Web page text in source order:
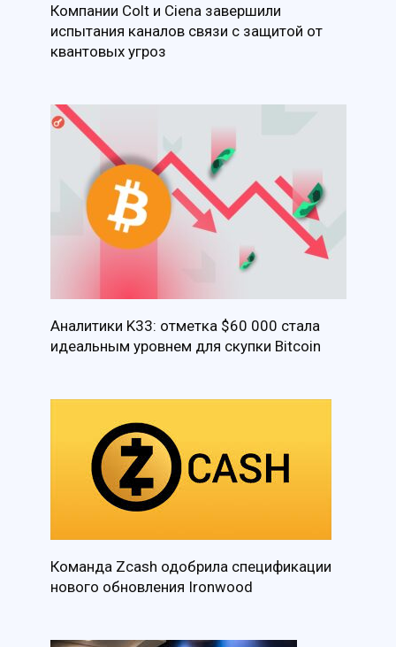
Компании Colt и Ciena завершили
испытания каналов связи с защитой от
квантовых угроз
Аналитики K33: отметка $60 000 стала
идеальным уровнем для скупки Bitcoin
Команда Zcash одобрила спецификации
нового обновления Ironwood